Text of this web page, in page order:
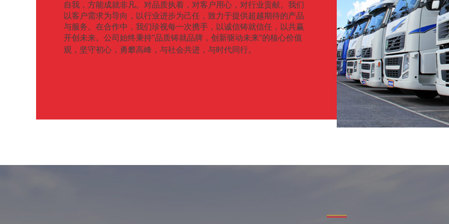
自我，方能成就非凡。 对品质执着，对客户用心，对行业贡献。我们
以客户需求为导向，以行业进步为己任，致力于提供超越期待的产品
与服务。在合作中，我们珍视每一次携手，以诚信铸就信任，以共赢
开创未来。公司始终秉持“品质铸就品牌，创新驱动未来”的核心价值
观，坚守初心，勇攀高峰，与社会共进，与时代同行。